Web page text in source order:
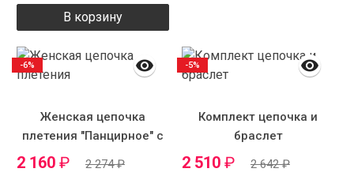
В корзину
Женская цепочка
плетения "Панцирное" с
рисунком
2 160 ₽ 2 274₽
-6%
Комплект цепочка и
браслет
2 510 ₽ 2 642₽
-5%